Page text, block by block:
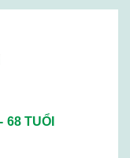
68 TUỔI